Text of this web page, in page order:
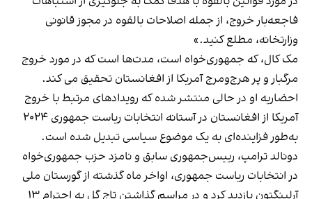
فاجعه‌بار خروج، از جمله اصلاحات بالقوه در مجوز قانونی
وزارتخانه، مطلع کنید.»
مک کال، که جمهوری‌خواه است، مدت‌ها است که در مورد خروج
مرگبار و پر هرج‌ومرج آمریکا از افغانستان تحقیق می کند.
احضاریه او در حالی منتشر شده که رویدادهای مرتبط با خروج
آمریکا از افغانستان در آستانه انتخابات ریاست جمهوری ۲۰۲۴
به‌طور فزاینده‌ای به یک موضوع سیاسی تبدیل شده است.
دونالد ترامپ، رییس‌جمهوری سابق و نامزد حزب جمهوری‌خواه
در انتخابات ریاست جمهوری، اواخر ماه گذشته از گورستان ملی
آرلینگتون بازدید کرد و در مراسم گذاشتن تاج گل به احترام ۱۳